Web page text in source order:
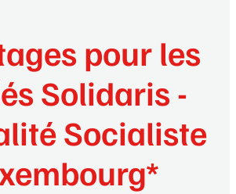
pour les
Solidaris -
Socialiste